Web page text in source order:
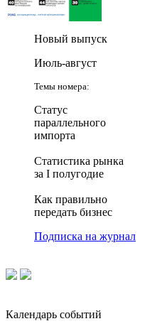
Новый выпуск
Июль-август
Темы номера:
Статус
параллельного
импорта
Статистика рынка
за I полугодие
Как правильно
передать бизнес
Подписка на журнал
Календарь событий